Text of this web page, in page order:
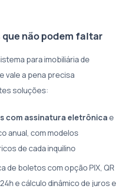
não podem faltar
para imobiliária de
vale a pena precisa
soluções:
com assinatura eletrônicae
anual, com modelos
de cada inquilino
de boletos com opção PIX, QR
e cálculo dinâmico de juros e